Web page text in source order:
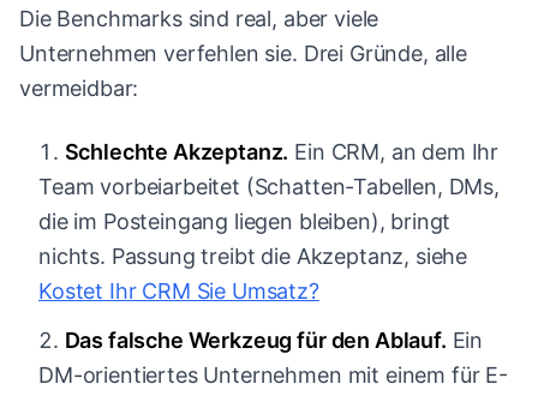
Die Benchmarks sind real, aber viele
Unternehmen verfehlen sie. Drei Gründe, alle
vermeidbar:
Schlechte Akzeptanz. Ein CRM, an dem Ihr
Team vorbeiarbeitet (Schatten-Tabellen, DMs,
die im Posteingang liegen bleiben), bringt
nichts. Passung treibt die Akzeptanz, siehe
Kostet Ihr CRM Sie Umsatz?
Das falsche Werkzeug für den Ablauf. Ein
DM-orientiertes Unternehmen mit einem für E-